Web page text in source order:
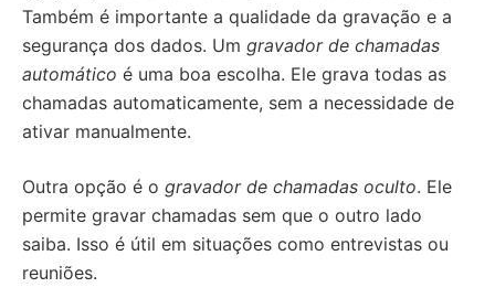
Também é importante a qualidade da gravação e a
segurança dos dados. Um gravador de chamadas
automático é uma boa escolha. Ele grava todas as
chamadas automaticamente, sem a necessidade de
ativar manualmente.
Outra opção é o gravador de chamadas oculto. Ele
permite gravar chamadas sem que o outro lado
saiba. Isso é útil em situações como entrevistas ou
reuniões.